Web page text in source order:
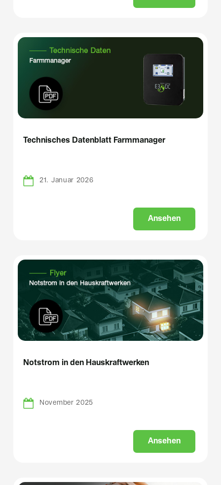
Technisches Datenblatt Farmmanager
21. Januar 2026
Ansehen
Notstrom in den Hauskraftwerken
November 2025
Ansehen